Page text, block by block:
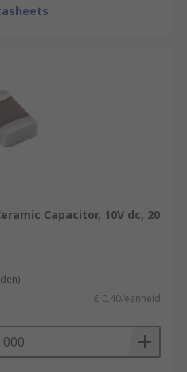
Capacitor, 10V dc, 20
€ 0,40/eenheid